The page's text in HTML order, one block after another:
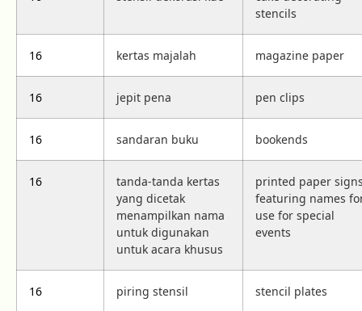
stencils
16 kertas majalah magazine paper
16 jepit pena pen clips
16 sandaran buku bookends
16
tanda-tanda kertas
yang dicetak
menampilkan nama
untuk digunakan
untuk acara khusus
printed paper
featuring names
use for special
events
16 piring stensil stencil plates